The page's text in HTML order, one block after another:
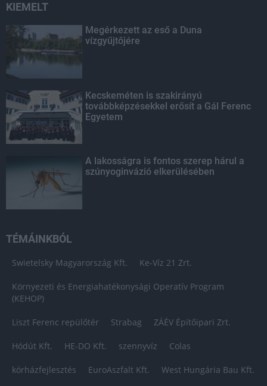
KIEMELT
Megérkezett az eső a Duna
vízgyűjtőjére
Kecskeméten is szakirányú
továbbképzésekkel erősít a Gál Ferenc
Egyetem
A lakosságra is fontos szerep hárul a
szúnyoginvázió elkerülésében
TÉMÁINKBÓL
Swietelsky Magyarország Kft. Ke-Víz 21 Zrt.
Környezeti és Energiahatékonysági Operatív Program
(KEHOP)
Liszt Ferenc repülőtér Strabag ZÁÉV Építőipari Zrt.
Hódút Kft. HE-DO Kft. szennyvíz Colas
kórházfejlesztés EuroAszfalt Kft. West Hungária Bau Kft.